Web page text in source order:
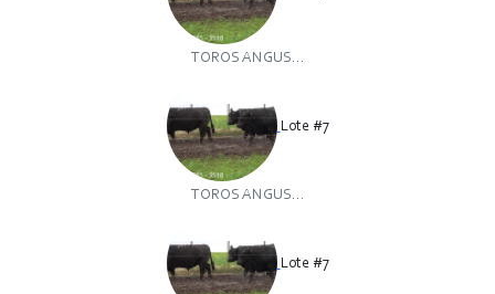
TOROS ANGUS...
Lote #7
TOROS ANGUS...
Lote #7